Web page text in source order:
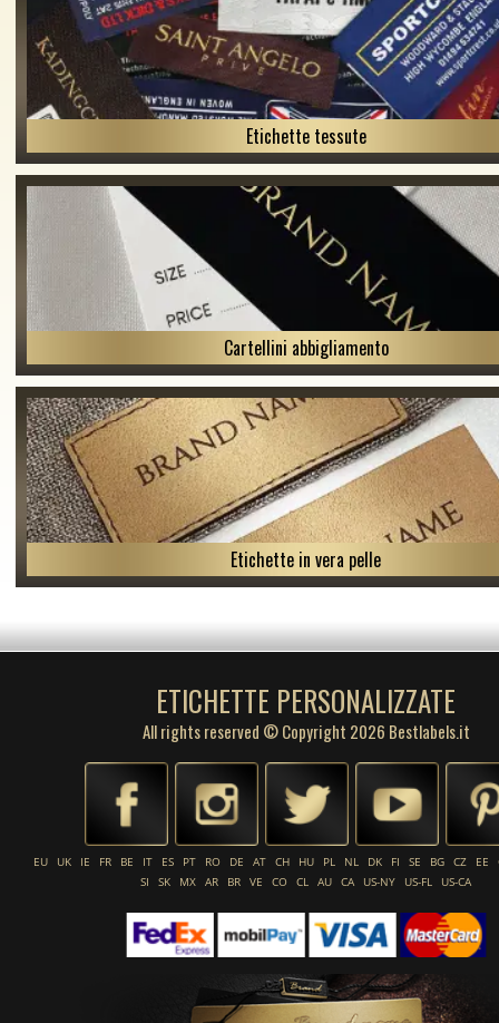
Etichette tessute
Cartellini abbigliamento
Etichette in vera pelle
ETICHETTE PERSONALIZZATE
All rights reserved © Copyright 2026 Bestlabels.it
EU UK IE FR BE IT ES PT RO DE AT CH HU PL NL DK FI SE BG CZ EE
SI
SK MX AR BR VE CO CL AU CA US-NY US-FL US-CA